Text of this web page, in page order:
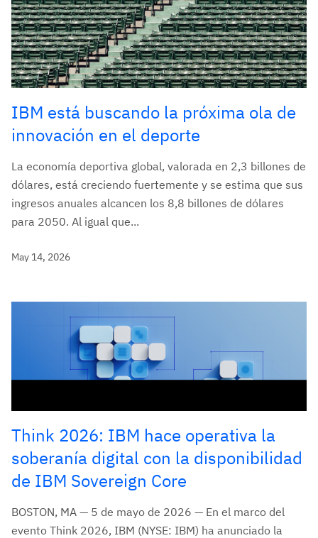
IBM está buscando la próxima ola de
innovación en el deporte
La economía deportiva global, valorada en 2,3 billones de
dólares, está creciendo fuertemente y se estima que sus
ingresos anuales alcancen los 8,8 billones de dólares
para 2050. Al igual que...
May 14, 2026
Think 2026: IBM hace operativa la
soberanía digital con la disponibilidad
de IBM Sovereign Core
BOSTON, MA — 5 de mayo de 2026 — En el marco del
evento Think 2026, IBM (NYSE: IBM) ha anunciado la